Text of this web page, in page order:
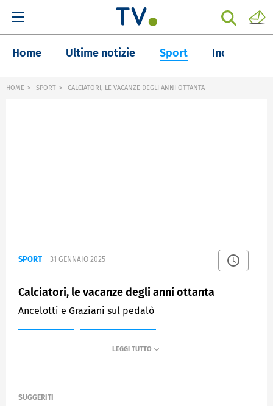
Home Ultime notizie Sport Inchieste
HOME SPORT CALCIATORI, LE VACANZE DEGLI ANNI OTTANTA
SPORT 31 GENNAIO 2025
Calciatori, le vacanze degli anni ottanta
Ancelotti e Graziani sul pedalò
SUGGERITI